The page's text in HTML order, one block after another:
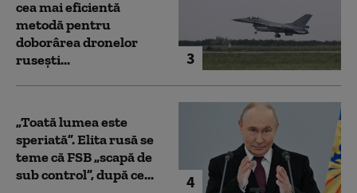
3
cea mai eficientă
metodă pentru
doborârea dronelor
rusești...
4
„Toată lumea este
speriată”. Elita rusă se
teme că FSB „scapă de
sub control”, după ce...